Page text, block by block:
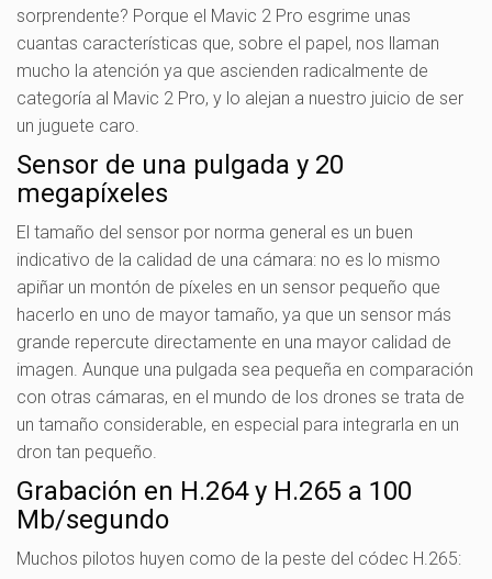
sorprendente? Porque el Mavic 2 Pro esgrime unas
cuantas características que, sobre el papel, nos llaman
mucho la atención ya que ascienden radicalmente de
categoría al Mavic 2 Pro, y lo alejan a nuestro juicio de ser
un juguete caro.
Sensor de una pulgada y 20
megapíxeles
El tamaño del sensor por norma general es un buen
indicativo de la calidad de una cámara: no es lo mismo
apiñar un montón de píxeles en un sensor pequeño que
hacerlo en uno de mayor tamaño, ya que un sensor más
grande repercute directamente en una mayor calidad de
imagen. Aunque una pulgada sea pequeña en comparación
con otras cámaras, en el mundo de los drones se trata de
un tamaño considerable, en especial para integrarla en un
dron tan pequeño.
Grabación en H.264 y H.265 a 100
Mb/segundo
Muchos pilotos huyen como de la peste del códec H.265: